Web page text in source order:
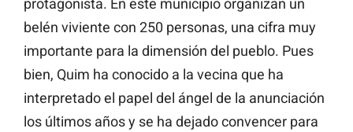
protagonista. En este municipio organizan un
belén viviente con 250 personas, una cifra muy
importante para la dimensión del pueblo. Pues
bien, Quim ha conocido a la vecina que ha
interpretado el papel del ángel de la anunciación
los últimos años y se ha dejado convencer para